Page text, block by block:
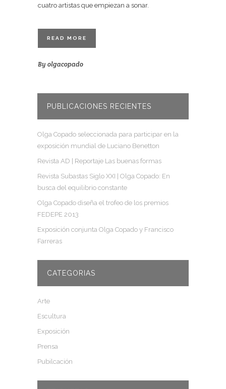
cuatro artistas que empiezan a sonar.
READ MORE
By olgacopado
PUBLICACIONES RECIENTES
Olga Copado seleccionada para participar en la
exposición mundial de Luciano Benetton
Revista AD | Reportaje Las buenas formas
Revista Subastas Siglo XXI | Olga Copado: En
busca del equilibrio constante
Olga Copado diseña el trofeo de los premios
FEDEPE 2013
Exposición conjunta Olga Copado y Francisco
Farreras
CATEGORIAS
Arte
Escultura
Exposición
Prensa
Pubilcación